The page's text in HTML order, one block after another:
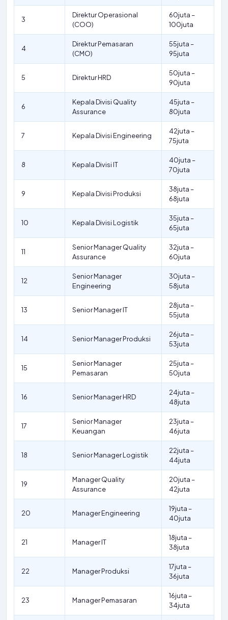
3
Direktur Operasional
(COO)
60juta –
100juta
4
Direktur Pemasaran
(CMO)
55juta –
95juta
5 Direktur HRD
50juta –
90juta
6
Kepala Divisi Quality
Assurance
45juta –
80juta
7 Kepala Divisi Engineering
42juta –
75juta
8 Kepala Divisi IT
40juta –
70juta
9 Kepala Divisi Produksi
38juta –
68juta
10 Kepala Divisi Logistik
35juta –
65juta
11
Senior Manager Quality
Assurance
32juta –
60juta
12
Senior Manager
Engineering
30juta –
58juta
13 Senior Manager IT
28juta –
55juta
14 Senior Manager Produksi
26juta –
53juta
15
Senior Manager
Pemasaran
25juta –
50juta
16 Senior Manager HRD
24juta –
48juta
17
Senior Manager
Keuangan
23juta –
46juta
18 Senior Manager Logistik
22juta –
44juta
19
Manager Quality
Assurance
20juta –
42juta
20 Manager Engineering
19juta –
40juta
21 Manager IT
18juta –
38juta
22 Manager Produksi
17juta –
36juta
23 Manager Pemasaran
16juta –
34juta